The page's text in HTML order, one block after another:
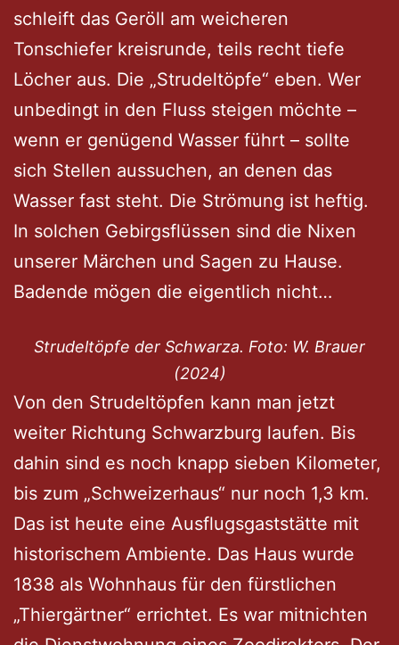
schleift das Geröll am weicheren
Tonschiefer kreisrunde, teils recht tiefe
Löcher aus. Die „Strudeltöpfe“ eben. Wer
unbedingt in den Fluss steigen möchte –
wenn er genügend Wasser führt – sollte
sich Stellen aussuchen, an denen das
Wasser fast steht. Die Strömung ist heftig.
In solchen Gebirgsflüssen sind die Nixen
unserer Märchen und Sagen zu Hause.
Badende mögen die eigentlich nicht…
Strudeltöpfe der Schwarza. Foto: W. Brauer
(2024)
Von den Strudeltöpfen kann man jetzt
weiter Richtung Schwarzburg laufen. Bis
dahin sind es noch knapp sieben Kilometer,
bis zum „Schweizerhaus“ nur noch 1,3 km.
Das ist heute eine Ausflugsgaststätte mit
historischem Ambiente. Das Haus wurde
1838 als Wohnhaus für den fürstlichen
„Thiergärtner“ errichtet. Es war mitnichten